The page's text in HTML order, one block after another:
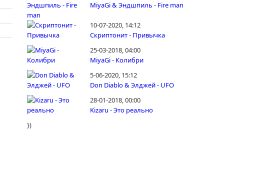
MiyaGi & Эндшпиль - Fire man
10-07-2020, 14:12
Скриптонит - Привычка
25-03-2018, 04:00
MiyaGi - Колибри
5-06-2020, 15:12
Don Diablo & Элджей - UFO
28-01-2018, 00:00
Kizaru - Это реально
})